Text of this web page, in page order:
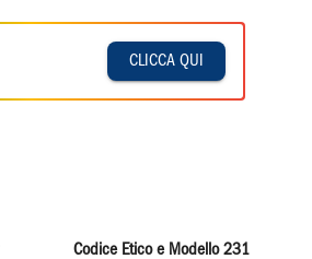
CLICCA QUI
Codice Etico e Modello 231